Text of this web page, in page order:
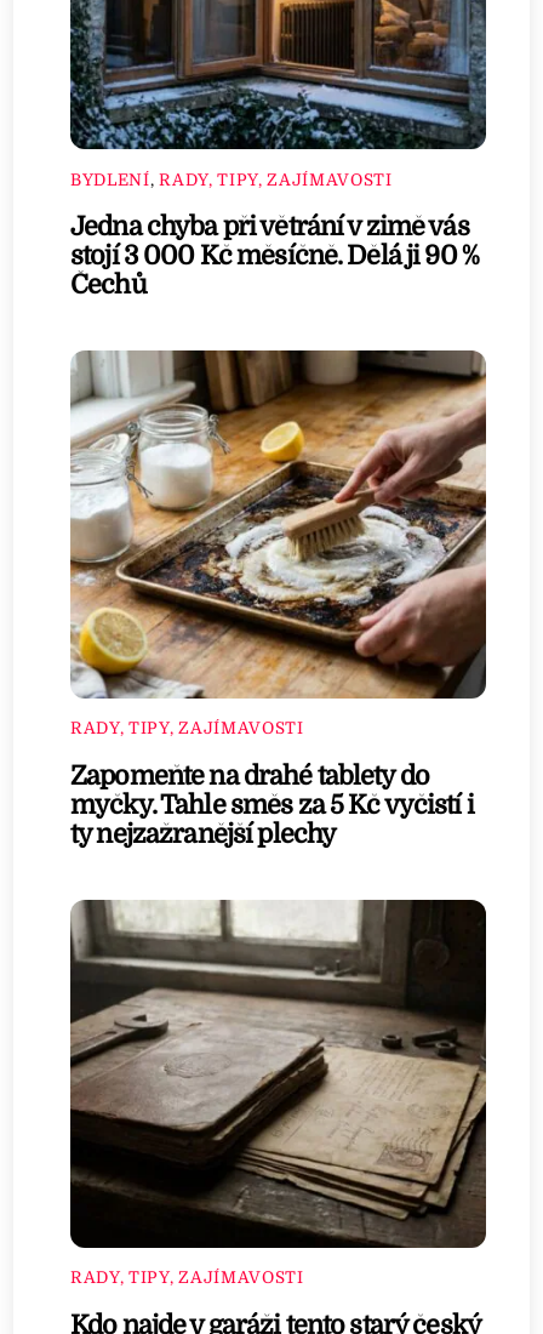
BYDLENÍ,RADY, TIPY, ZAJÍMAVOSTI
Jedna chyba při větrání v zimě vás
stojí 3 000 Kč měsíčně. Dělá ji 90 %
Čechů
RADY, TIPY, ZAJÍMAVOSTI
Zapomeňte na drahé tablety do
myčky. Tahle směs za 5 Kč vyčistí i
ty nejzažranější plechy
RADY, TIPY, ZAJÍMAVOSTI
Kdo najde v garáži tento starý český